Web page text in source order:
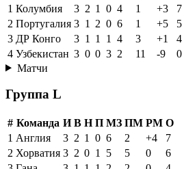
1 Колумбия 3 2 1 0 4 1 +3
7
2 Португалия 3 1 2 0 6 1 +5
5
3 ДР Конго 3 1 1 1 4 3 +1
4
4 Узбекистан 3 0 0 3 2 11 -9
0
Матчи
Группа L
# Команда И В Н П МЗ ПМ РМ О
1 Англия 3 2 1 0 6 2 +4
7
2 Хорватия 3 2 0 1 5 5 0
6